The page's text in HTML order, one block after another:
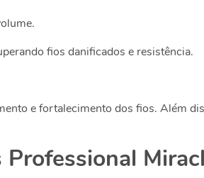
fios danificados e resistência.
e fortalecimento dos fios. Além